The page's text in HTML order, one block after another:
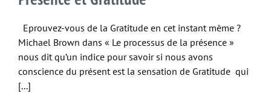
Eprouvez-vous de la Gratitude en cet instant même ?
Michael Brown dans « Le processus de la présence »
nous dit qu’un indice pour savoir si nous avons
conscience du présent est la sensation de Gratitude qui
[...]